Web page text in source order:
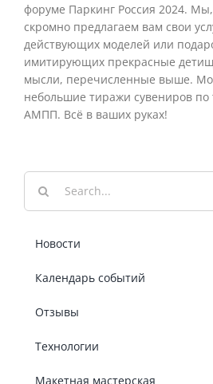
форуме Паркинг Россия 2024.
скромно предлагаем вам свои
действующих моделей или
имитирующих прекрасные
мысли, перечисленные выше.
небольшие тиражи сувениров
АМПП. Всё в ваших руках!
Результат
поиска:
Новости
Календарь событий
Отзывы
Технологии
Макетная мастерская